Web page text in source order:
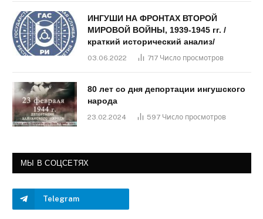
ИНГУШИ НА ФРОНТАХ ВТОРОЙ
МИРОВОЙ ВОЙНЫ, 1939-1945 гг. /
краткий исторический анализ/
03.06.2022 717 Число просмотров
80 лет со дня депортации ингушского
народа
23.02.2024 597 Число просмотров
МЫ В СОЦСЕТЯХ
Telegram